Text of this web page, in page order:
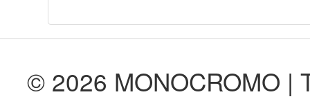
© 2026 MONOCROMO |